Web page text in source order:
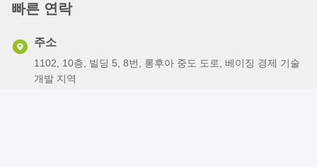
빠른 연락
주소
1102, 10층, 빌딩 5, 8번, 롱후아 중도 도로, 베이징 경제 기술
개발 지역